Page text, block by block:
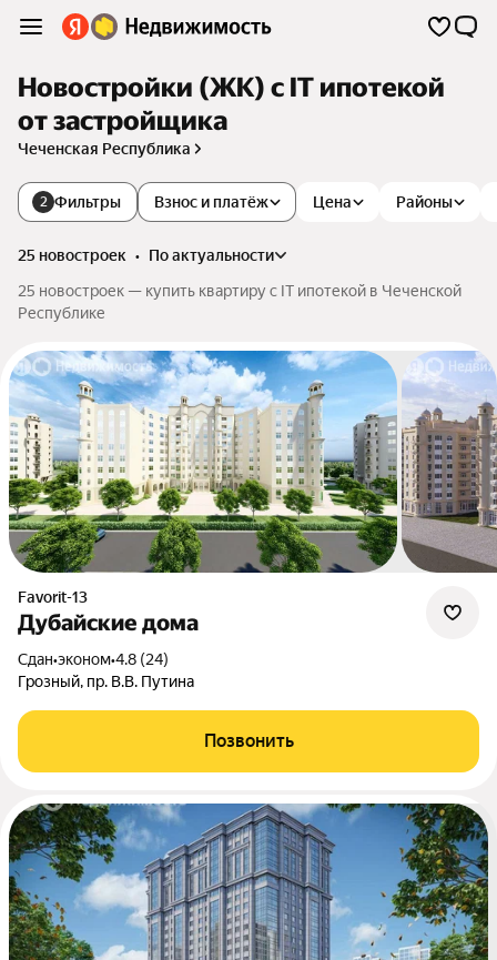
Новостройки (ЖК) с IT ипотекой
от застройщика
Чеченская Республика
2 Фильтры Цена
Взнос и платёж Районы
25 новостроек •
по актуальности
25 новостроек — купить квартиру с IT ипотекой в Чеченской
Республике
Favorit-13
Дубайские дома
Сдан•эконом•4.8 (24)
Грозный, пр. В.В. Путина
Позвонить